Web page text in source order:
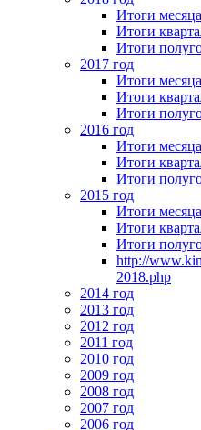
Итоги месяца
Итоги
Итоги
2017 год
Итоги месяца
Итоги
Итоги
2016 год
Итоги месяца
Итоги
Итоги
2015 год
Итоги месяца
Итоги
Итоги
http://
2018.php
2014 год
2013 год
2012 год
2011 год
2010 год
2009 год
2008 год
2007 год
2006 год